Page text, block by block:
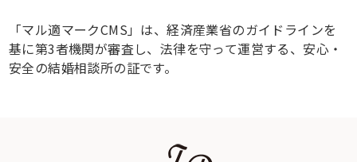
「マル適マークCMS」は、経済産業省のガイドラインを
基に第3者機関が審査し、法律を守って運営する、安心・
安全の結婚相談所の証です。